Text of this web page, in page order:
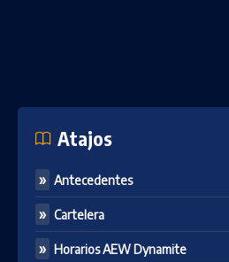
Atajos
Antecedentes
Cartelera
Horarios AEW Dynamite